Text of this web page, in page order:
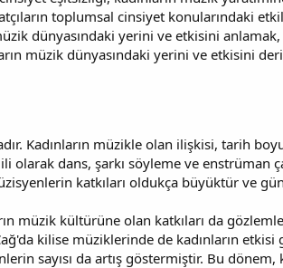
toplumsal cinsiyet konularındaki
dünyasındaki yerini ve etkisini
müzik dünyasındaki yerini ve etkisini
Kadınların müzikle olan ilişkisi, tarih
dans, şarkı söyleme ve enstrüman
katkıları oldukça büyüktür ve
müzik kültürüne olan katkıları da
kilise müziklerinde de kadınların
sayısı da artış göstermiştir. Bu dönem,